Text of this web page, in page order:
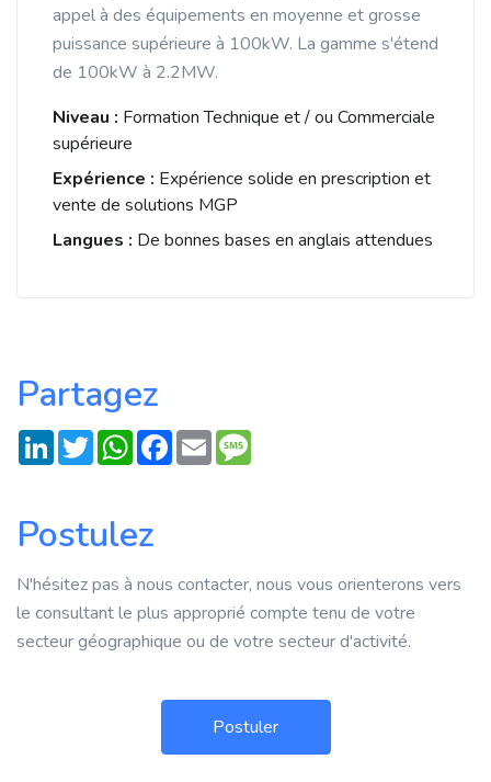
appel à des équipements en moyenne et grosse
puissance supérieure à 100kW. La gamme s'étend
de 100kW à 2.2MW.
Niveau : Formation Technique et / ou Commerciale
supérieure
Expérience : Expérience solide en prescription et
vente de solutions MGP
Langues : De bonnes bases en anglais attendues
Partagez
LinkedInTwitterWhatsApp
Facebook
Email
Postulez
N'hésitez pas à nous contacter, nous vous orienterons vers
le consultant le plus approprié compte tenu de votre
secteur géographique ou de votre secteur d'activité.